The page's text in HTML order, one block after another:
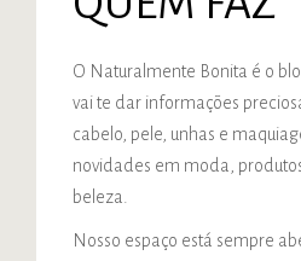
O Naturalmente Bonita é o
vai te dar informações
cabelo, pele, unhas e
novidades em moda,
beleza.
Nosso espaço está sempre